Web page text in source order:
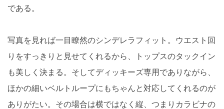
である。
写真を見れば一目瞭然のシンデレラフィット。ウエスト回
りをすっきりと見せてくれるから、トップスのタックイン
も美しく決まる。そしてディッキーズ専用でありながら、
ほかの細いベルトループにもちゃんと対応してくれるのが
ありがたい。その場合は横ではなく縦、つまりカラビナの